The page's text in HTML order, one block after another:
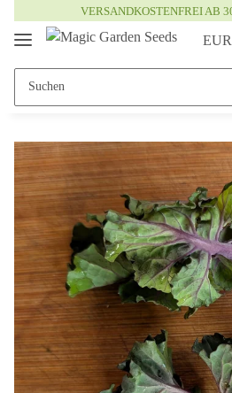
VERSANDKOSTENFREI AB
EUR